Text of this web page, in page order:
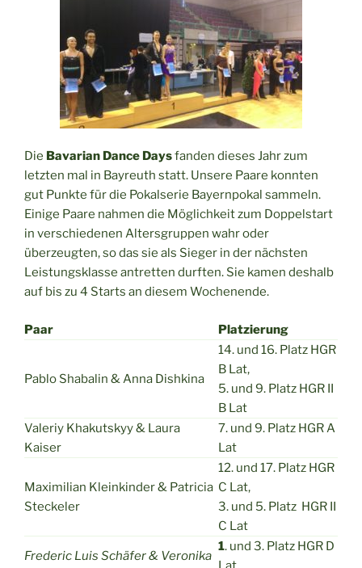
Die Bavarian Dance Daysfanden dieses Jahr zum
letzten mal in Bayreuth statt. Unsere Paare konnten
gut Punkte für die Pokalserie Bayernpokal sammeln.
Einige Paare nahmen die Möglichkeit zum Doppelstart
in verschiedenen Altersgruppen wahr oder
überzeugten, so das sie als Sieger in der nächsten
Leistungsklasse antretten durften. Sie kamen deshalb
auf bis zu 4 Starts an diesem Wochenende.
Paar Platzierung
Pablo Shabalin & Anna Dishkina
14. und 16. Platz HGR
B Lat,
5. und 9. Platz HGR II
B Lat
Valeriy Khakutskyy & Laura
Kaiser
7. und 9. Platz HGR A
Lat
Maximilian Kleinkinder & Patricia
Steckeler
12. und 17. Platz HGR
C Lat,
3. und 5. Platz HGR II
C Lat
Frederic Luis Schäfer & Veronika
1. und 3. Platz HGR D